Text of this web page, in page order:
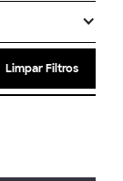
Limpar Filtros